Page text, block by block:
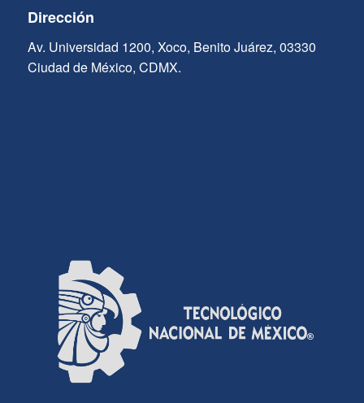
Dirección
Av. Universidad 1200, Xoco, Benito Juárez, 03330
Ciudad de México, CDMX.